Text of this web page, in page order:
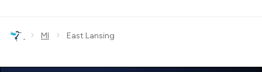
› MI › East Lansing